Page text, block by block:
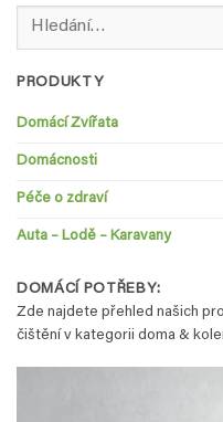
PRODUKTY
Domácí Zvířata
Domácnosti
Péče o zdraví
Auta – Lodě – Karavany
DOMÁCÍ POTŘEBY:
Zde najdete přehled našich
čištění v kategorii doma &